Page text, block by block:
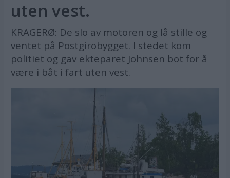
uten vest.
KRAGERØ: De slo av motoren og lå stille og
ventet på Postgirobygget. I stedet kom
politiet og gav ekteparet Johnsen bot for å
være i båt i fart uten vest.